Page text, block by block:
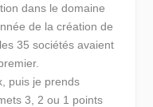
dans le domaine
de la création de
35 sociétés avaient
puis je prends
3, 2 ou 1 points